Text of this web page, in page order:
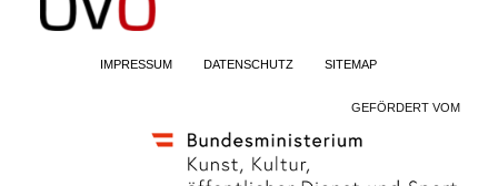
IMPRESSUM DATENSCHUTZ SITEMAP
GEFÖRDERT VOM